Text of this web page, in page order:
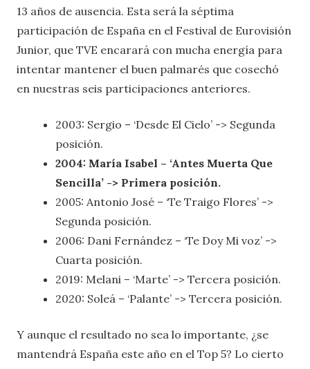
13 años de ausencia. Esta será la séptima
participación de España en el Festival de Eurovisión
Junior, que TVE encarará con mucha energía para
intentar mantener el buen palmarés que cosechó
en nuestras seis participaciones anteriores.
2003: Sergio – ‘Desde El Cielo’ -> Segunda
posición.
2004: María Isabel – ‘Antes Muerta Que
Sencilla’ -> Primera posición.
2005: Antonio José – ‘Te Traigo Flores’ ->
Segunda posición.
2006: Dani Fernández – ‘Te Doy Mi voz’ ->
Cuarta posición.
2019: Melani – ‘Marte’ -> Tercera posición.
2020: Soleá – ‘Palante’ -> Tercera posición.
Y aunque el resultado no sea lo importante, ¿se
mantendrá España este año en el Top 5? Lo cierto